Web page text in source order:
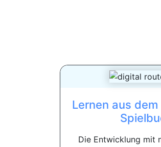
Lernen aus
Die Entwicklung mit